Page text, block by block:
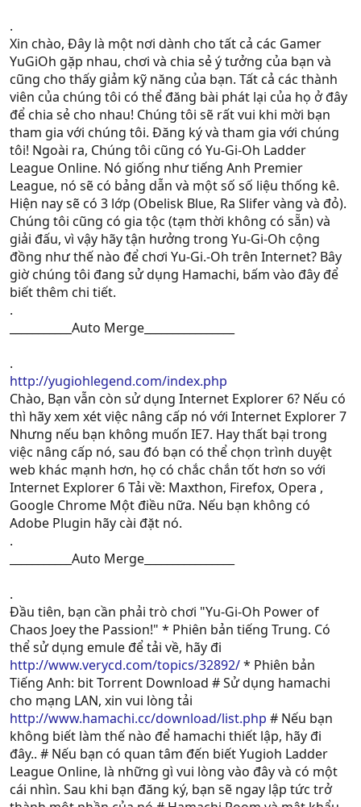
.
Xin chào, Đây là một nơi dành cho tất cả các Gamer
YuGiOh gặp nhau, chơi và chia sẻ ý tưởng của bạn và
cũng cho thấy giảm kỹ năng của bạn. Tất cả các thành
viên của chúng tôi có thể đăng bài phát lại của họ ở đây
để chia sẻ cho nhau! Chúng tôi sẽ rất vui khi mời bạn
tham gia với chúng tôi. Đăng ký và tham gia với chúng
tôi! Ngoài ra, Chúng tôi cũng có Yu-Gi-Oh Ladder
League Online. Nó giống như tiếng Anh Premier
League, nó sẽ có bảng dẫn và một số số liệu thống kê.
Hiện nay sẽ có 3 lớp (Obelisk Blue, Ra Slifer vàng và đỏ).
Chúng tôi cũng có gia tộc (tạm thời không có sẵn) và
giải đấu, vì vậy hãy tận hưởng trong Yu-Gi-Oh cộng
đồng như thế nào để chơi Yu-Gi.-Oh trên Internet? Bây
giờ chúng tôi đang sử dụng Hamachi, bấm vào đây để
biết thêm chi tiết.
.
___________Auto Merge________________
.
http://yugiohlegend.com/index.php
Chào, Bạn vẫn còn sử dụng Internet Explorer 6? Nếu có
thì hãy xem xét việc nâng cấp nó với Internet Explorer 7
Nhưng nếu bạn không muốn IE7. Hay thất bại trong
việc nâng cấp nó, sau đó bạn có thể chọn trình duyệt
web khác mạnh hơn, họ có chắc chắn tốt hơn so với
Internet Explorer 6 Tải về: Maxthon, Firefox, Opera ,
Google Chrome Một điều nữa. Nếu bạn không có
Adobe Plugin hãy cài đặt nó.
.
___________Auto Merge________________
.
Đầu tiên, bạn cần phải trò chơi "Yu-Gi-Oh Power of
Chaos Joey the Passion!" * Phiên bản tiếng Trung. Có
thể sử dụng emule để tải về, hãy đi
http://www.verycd.com/topics/32892/* Phiên bản
Tiếng Anh: bit Torrent Download # Sử dụng hamachi
cho mạng LAN, xin vui lòng tải
http://www.hamachi.cc/download/list.php # Nếu bạn
không biết làm thế nào để hamachi thiết lập, hãy đi
đây.. # Nếu bạn có quan tâm đến biết Yugioh Ladder
League Online, là những gì vui lòng vào đây và có một
cái nhìn. Sau khi bạn đăng ký, bạn sẽ ngay lập tức trở